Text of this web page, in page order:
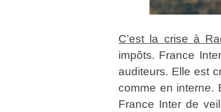
C’est la crise à
impôts. France
auditeurs. Elle est
comme en interne.
France Inter de